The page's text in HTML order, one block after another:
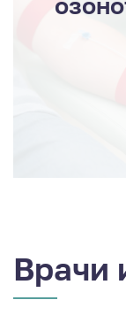
Врачи